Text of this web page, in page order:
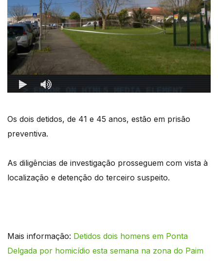
Os dois detidos, de 41 e 45 anos, estão em prisão
preventiva.
As diligências de investigação prosseguem com vista à
localização e detenção do terceiro suspeito.
Mais informação: Detidos dois homens em Ponta
Delgada por homicídio esta semana na zona do Paim